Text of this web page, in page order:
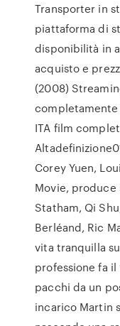
Transporter in
piattaforma di
disponibilità in
acquisto e
(2008)
ITA film
Corey Yuen,
Movie, produce
Statham, Qi
Berléand, Ric
vita tranquilla
professione fa
pacchi da un
incarico Martin